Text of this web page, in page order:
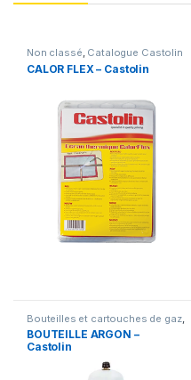
Non classé, Catalogue Castolin
CALOR FLEX – Castolin
Bouteilles et cartouches de gaz,
Catalogue Castolin
BOUTEILLE ARGON –
Castolin